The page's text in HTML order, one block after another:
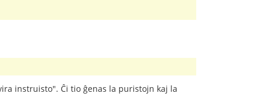
instruisto". Ĉi tio ĝenas la puristojn kaj la